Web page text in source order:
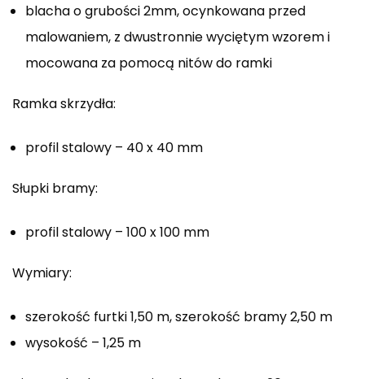
blacha o grubości 2mm, ocynkowana przed
malowaniem, z dwustronnie wyciętym wzorem i
mocowana za pomocą nitów do ramki
Ramka skrzydła:
profil stalowy – 40 x 40 mm
Słupki bramy:
profil stalowy – 100 x 100 mm
Wymiary:
szerokość furtki 1,50 m, szerokość bramy 2,50 m
wysokość – 1,25 m